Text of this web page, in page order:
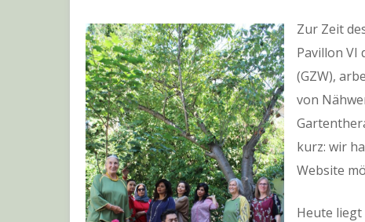
Zur Zeit
Pavillon VI
(GZW),
von
kurz: wir
Website
Heute